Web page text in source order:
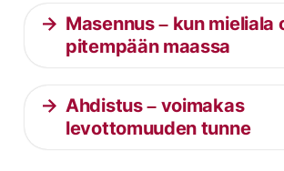
Current articles
Masennus – kun mieliala
pitempään maassa
Ahdistus – voimakas
levottomuuden tunne